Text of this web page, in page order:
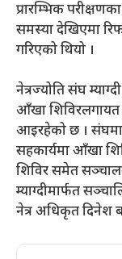
प्रारम्भिक
समस्या देखिएमा
गरिएको थियो ।
नेत्रज्योति संघ
आँखा शिविरलगायत
आइरहेको छ ।
सहकार्यमा आँखा
शिविर समेत
म्याग्दीमार्फत
नेत्र अधिकृत दिनेश